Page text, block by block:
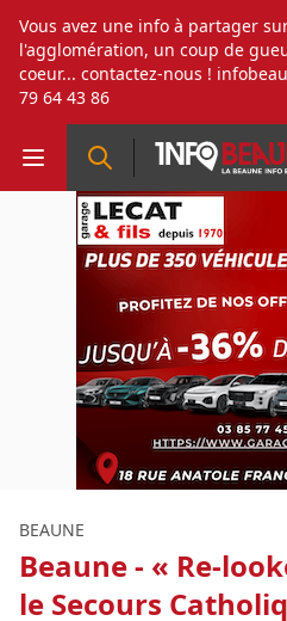
Vous avez une info à partager
l'agglomération, un coup de
coeur... contactez-nous !
79 64 43 86
BEAUNE
Beaune - « Re-
le Secours